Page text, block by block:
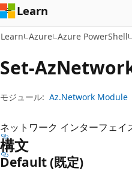
ッ
プ
に
ス
キ
プ
Learn
Learn Azure Azure PowerShell
Set-Az
モジュール: Az.Network Module
ネットワーク インターフェイ
構文
Default (既定)